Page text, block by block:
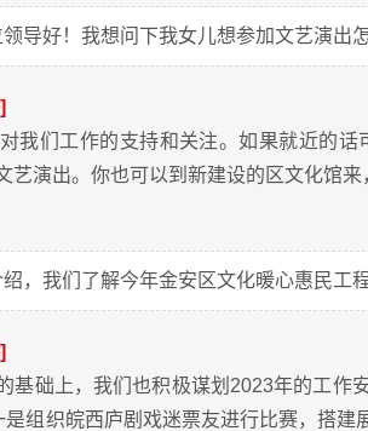
导好！我想问下我女儿想参加文艺演出怎
我们工作的支持和关注。如果就近的
艺演出。你也可以到新建设的区文化馆
，我们了解今年金安区文化暖心惠民工
基础上，我们也积极谋划2023年的工
是组织皖西庐剧戏迷票友进行比赛，搭